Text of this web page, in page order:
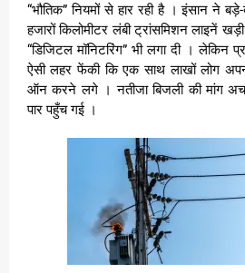
“भौतिक” नियमों से हार रही है । इंसान ने बड़े-
हजारों किलोमीटर लंबी ट्रांसमिशन लाइनें
“डिजिटल मॉनिटरिंग” भी लगा दी । लेकिन
ऐसी लहर फेंकी कि एक साथ लाखों लोग
ऑन करने लगे । नतीजा बिजली की मांग
पार पहुँच गई ।